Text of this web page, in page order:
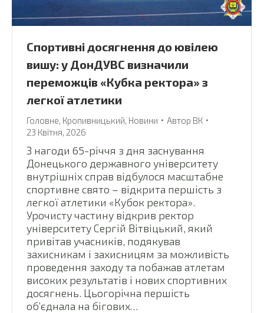
Спортивні досягнення до ювілею
вишу: у ДонДУВС визначили
переможців «Кубка ректора» з
легкої атлетики
Головне Кропивницький Новини Автор ВК
23 Квітня, 2026
З нагоди 65-річчя з дня заснування
Донецького державного університету
внутрішніх справ відбулося масштабне
спортивне свято – відкрита першість з
легкої атлетики «Кубок ректора».
Урочисту частину відкрив ректор
університету Сергій Вітвіцький, який
привітав учасників, подякував
захисникам і захисницям за можливість
проведення заходу та побажав атлетам
високих результатів і нових спортивних
досягнень. Цьогорічна першість
об’єднала на бігових…